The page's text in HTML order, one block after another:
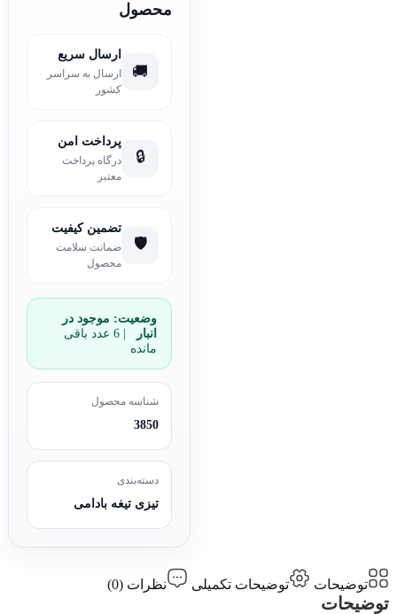
محصول
🚚
ارسال سریع
ارسال به سراسر
کشور
🔒
پرداخت امن
درگاه پرداخت
معتبر
🛡️
تضمین کیفیت
ضمانت سلامت
محصول
وضعیت: موجود در
انبار
| 6 عدد باقی
مانده
شناسه محصول
3850
دسته‌بندی
تیزی تیغه بادامی
توضیحات توضیحات تکمیلی نظرات (0)
توضیحات